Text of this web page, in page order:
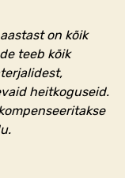
on kõik
teeb kõik
heitkoguseid.